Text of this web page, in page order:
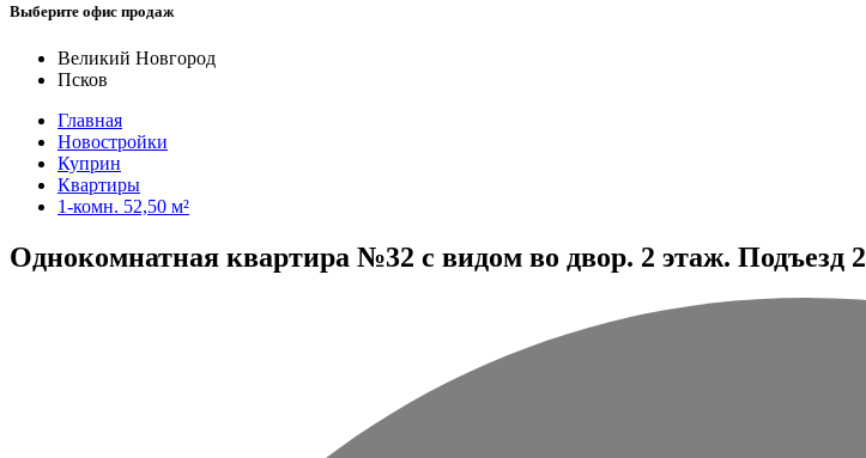
Выберите офис продаж
Великий Новгород
Псков
Главная
Новостройки
Куприн
Квартиры
1-комн. 52,50 м²
Однокомнатная квартира №32 с видом во двор. 2 этаж. Подъезд 2